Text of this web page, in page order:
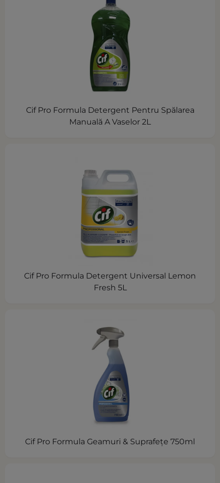
Cif Pro Formula Detergent Pentru Spălarea
Manuală A Vaselor 2L
Cif Pro Formula Detergent Universal Lemon
Fresh 5L
Cif Pro Formula Geamuri & Suprafeţe 750ml